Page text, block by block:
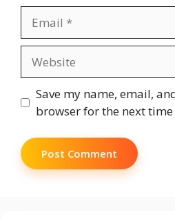
Save my name, email,
browser for the next